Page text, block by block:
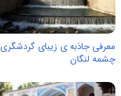
معرفی جاذبه ی زیبای گردشگری
چشمه لنگان